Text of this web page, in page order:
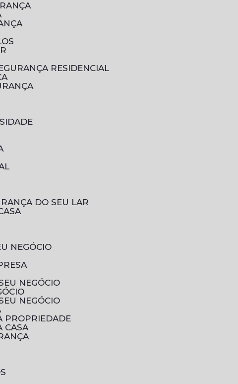
RESIDENCIAL
DO SEU LAR
NEGÓCIO
NEGÓCIO
NEGÓCIO
PROPRIEDADE
CASA